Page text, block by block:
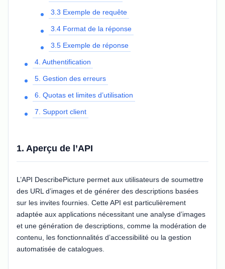
3.3 Exemple de requête
3.4 Format de la réponse
3.5 Exemple de réponse
4. Authentification
5. Gestion des erreurs
6. Quotas et limites d’utilisation
7. Support client
1. Aperçu de l’API
L’API DescribePicture permet aux utilisateurs de soumettre
des URL d’images et de générer des descriptions basées
sur les invites fournies. Cette API est particulièrement
adaptée aux applications nécessitant une analyse d’images
et une génération de descriptions, comme la modération de
contenu, les fonctionnalités d’accessibilité ou la gestion
automatisée de catalogues.